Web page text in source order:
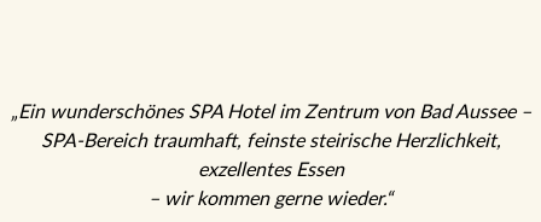
„Ein wunderschönes SPA Hotel im Zentrum von Bad Aussee –
SPA-Bereich traumhaft, feinste steirische Herzlichkeit,
exzellentes Essen